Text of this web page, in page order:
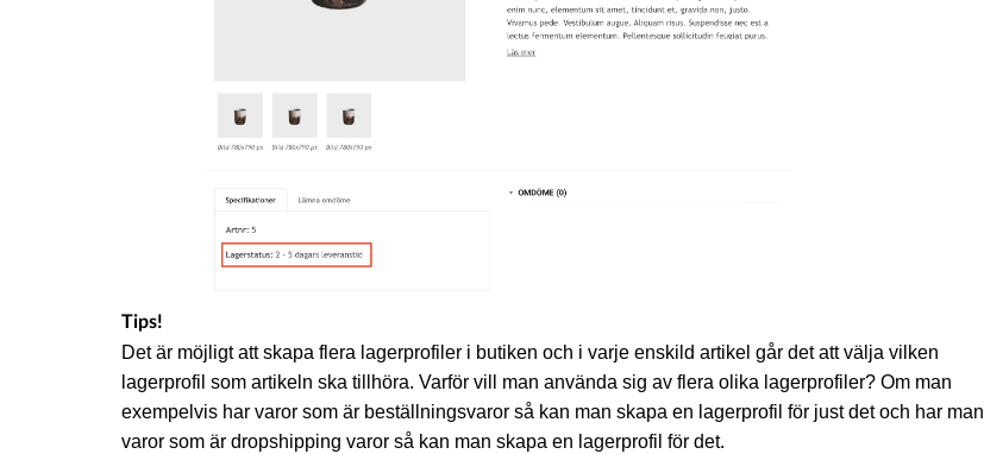
Tips!
Det är möjligt att skapa flera lagerprofiler i butiken och i varje enskild artikel går det att välja vilken
lagerprofil som artikeln ska tillhöra. Varför vill man använda sig av flera olika lagerprofiler? Om man
exempelvis har varor som är beställningsvaror så kan man skapa en lagerprofil för just det och har man
varor som är dropshipping varor så kan man skapa en lagerprofil för det.